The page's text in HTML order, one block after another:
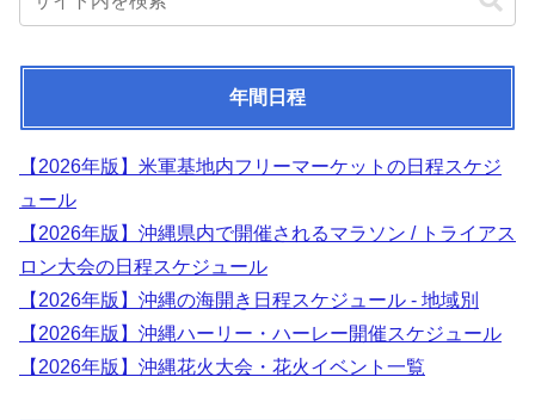
年間日程
【2026年版】米軍基地内フリーマーケットの日程スケジ
ュール
【2026年版】沖縄県内で開催されるマラソン / トライアス
ロン大会の日程スケジュール
【2026年版】沖縄の海開き日程スケジュール - 地域別
【2026年版】沖縄ハーリー・ハーレー開催スケジュール
【2026年版】沖縄花火大会・花火イベント一覧